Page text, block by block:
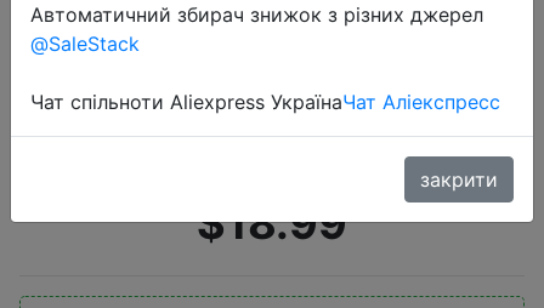
скребок для кожи лица
очищающий пилинг для лица
перезаряжаемый прибор для
ухода за красотой
$18.99
Автоматичний збирач знижок з різних джерел
@SaleStack
Чат спільноти Aliexpress УкраїнаЧат Аліекспресс
закрити